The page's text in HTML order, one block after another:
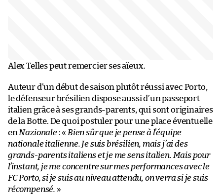
Alex Telles peut remercier ses aïeux.
Auteur d’un début de saison plutôt réussi avec Porto,
le défenseur brésilien dispose aussi d’un passeport
italien grâce à ses grands-parents, qui sont originaires
de la Botte. De quoi postuler pour une place éventuelle
en Nazionale: « Bien sûr que je pense à l’équipe
nationale italienne. Je suis brésilien, mais j’ai des
grands-parents italiens et je me sens italien. Mais pour
l’instant, je me concentre sur mes performances avec le
FC Porto, si je suis au niveau attendu, on verra si je suis
récompensé. »